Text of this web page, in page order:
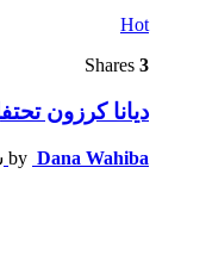
Hot
3
ديانا كرزون
by Dana Wahiba